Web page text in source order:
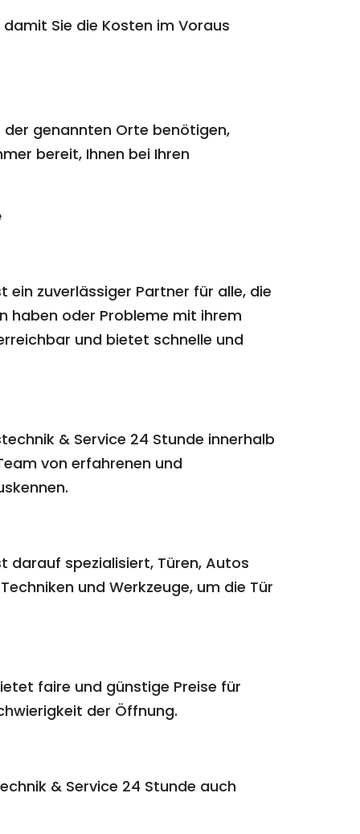
Sie die Kosten im Voraus
genannten Orte benötigen,
bereit, Ihnen bei Ihren
ein zuverlässiger Partner für alle, die
haben oder Probleme mit ihrem
und bietet schnelle und
& Service 24 Stunde innerhalb
von erfahrenen und
darauf spezialisiert, Türen, Autos
und Werkzeuge, um die Tür
faire und günstige Preise für
der Öffnung.
& Service 24 Stunde auch